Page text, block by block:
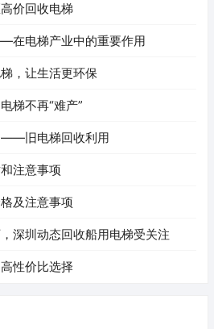
价回收电梯
在电梯产业中的重要作用
，让生活更环保
梯不再“难产”
——旧电梯回收利用
注意事项
及注意事项
深圳动态回收船用电梯受关注
性价比选择